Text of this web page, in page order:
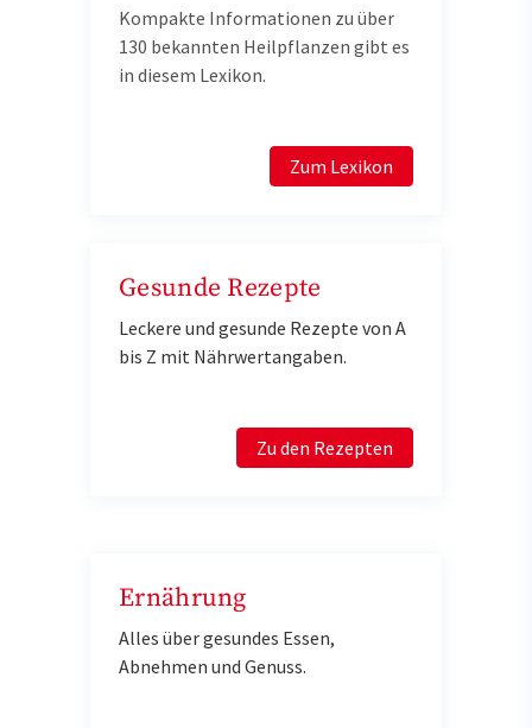
Kompakte Informationen zu über
130 bekannten Heilpflanzen gibt es
in diesem Lexikon.
Zum Lexikon
Gesunde Rezepte
Leckere und gesunde Rezepte von A
bis Z mit Nährwertangaben.
Zu den Rezepten
Ernährung
Alles über gesundes Essen,
Abnehmen und Genuss.